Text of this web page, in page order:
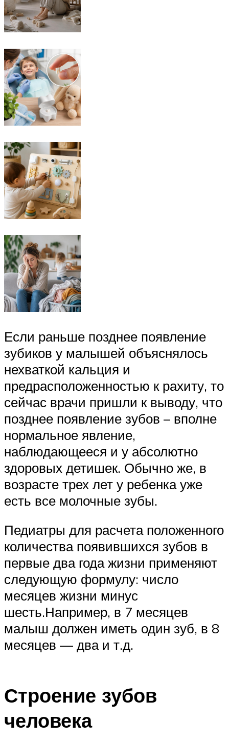
Если раньше позднее появление
зубиков у малышей объяснялось
нехваткой кальция и
предрасположенностью к рахиту, то
сейчас врачи пришли к выводу, что
позднее появление зубов – вполне
нормальное явление,
наблюдающееся и у абсолютно
здоровых детишек. Обычно же, в
возрасте трех лет у ребенка уже
есть все молочные зубы.
Педиатры для расчета положенного
количества появившихся зубов в
первые два года жизни применяют
следующую формулу: число
месяцев жизни минус
шесть.Например, в 7 месяцев
малыш должен иметь один зуб, в 8
месяцев — два и т.д.
Строение зубов
человека